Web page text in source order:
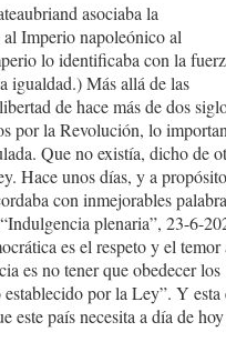
asociaba la
Imperio napoleónico al
lo identificaba con la
igualdad.) Más allá de las
de hace más de dos
por la Revolución, lo
Que no existía, dicho de
Hace unos días, y a
con inmejorables
plenaria”, 23-6-
es el respeto y el temor
es no tener que obedecer los
por la Ley”. Y esta
este país necesita a día de